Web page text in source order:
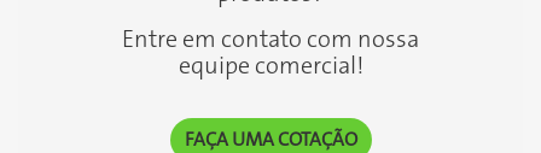
Entre em contato com nossa
equipe comercial!
FAÇA UMA COTAÇÃO